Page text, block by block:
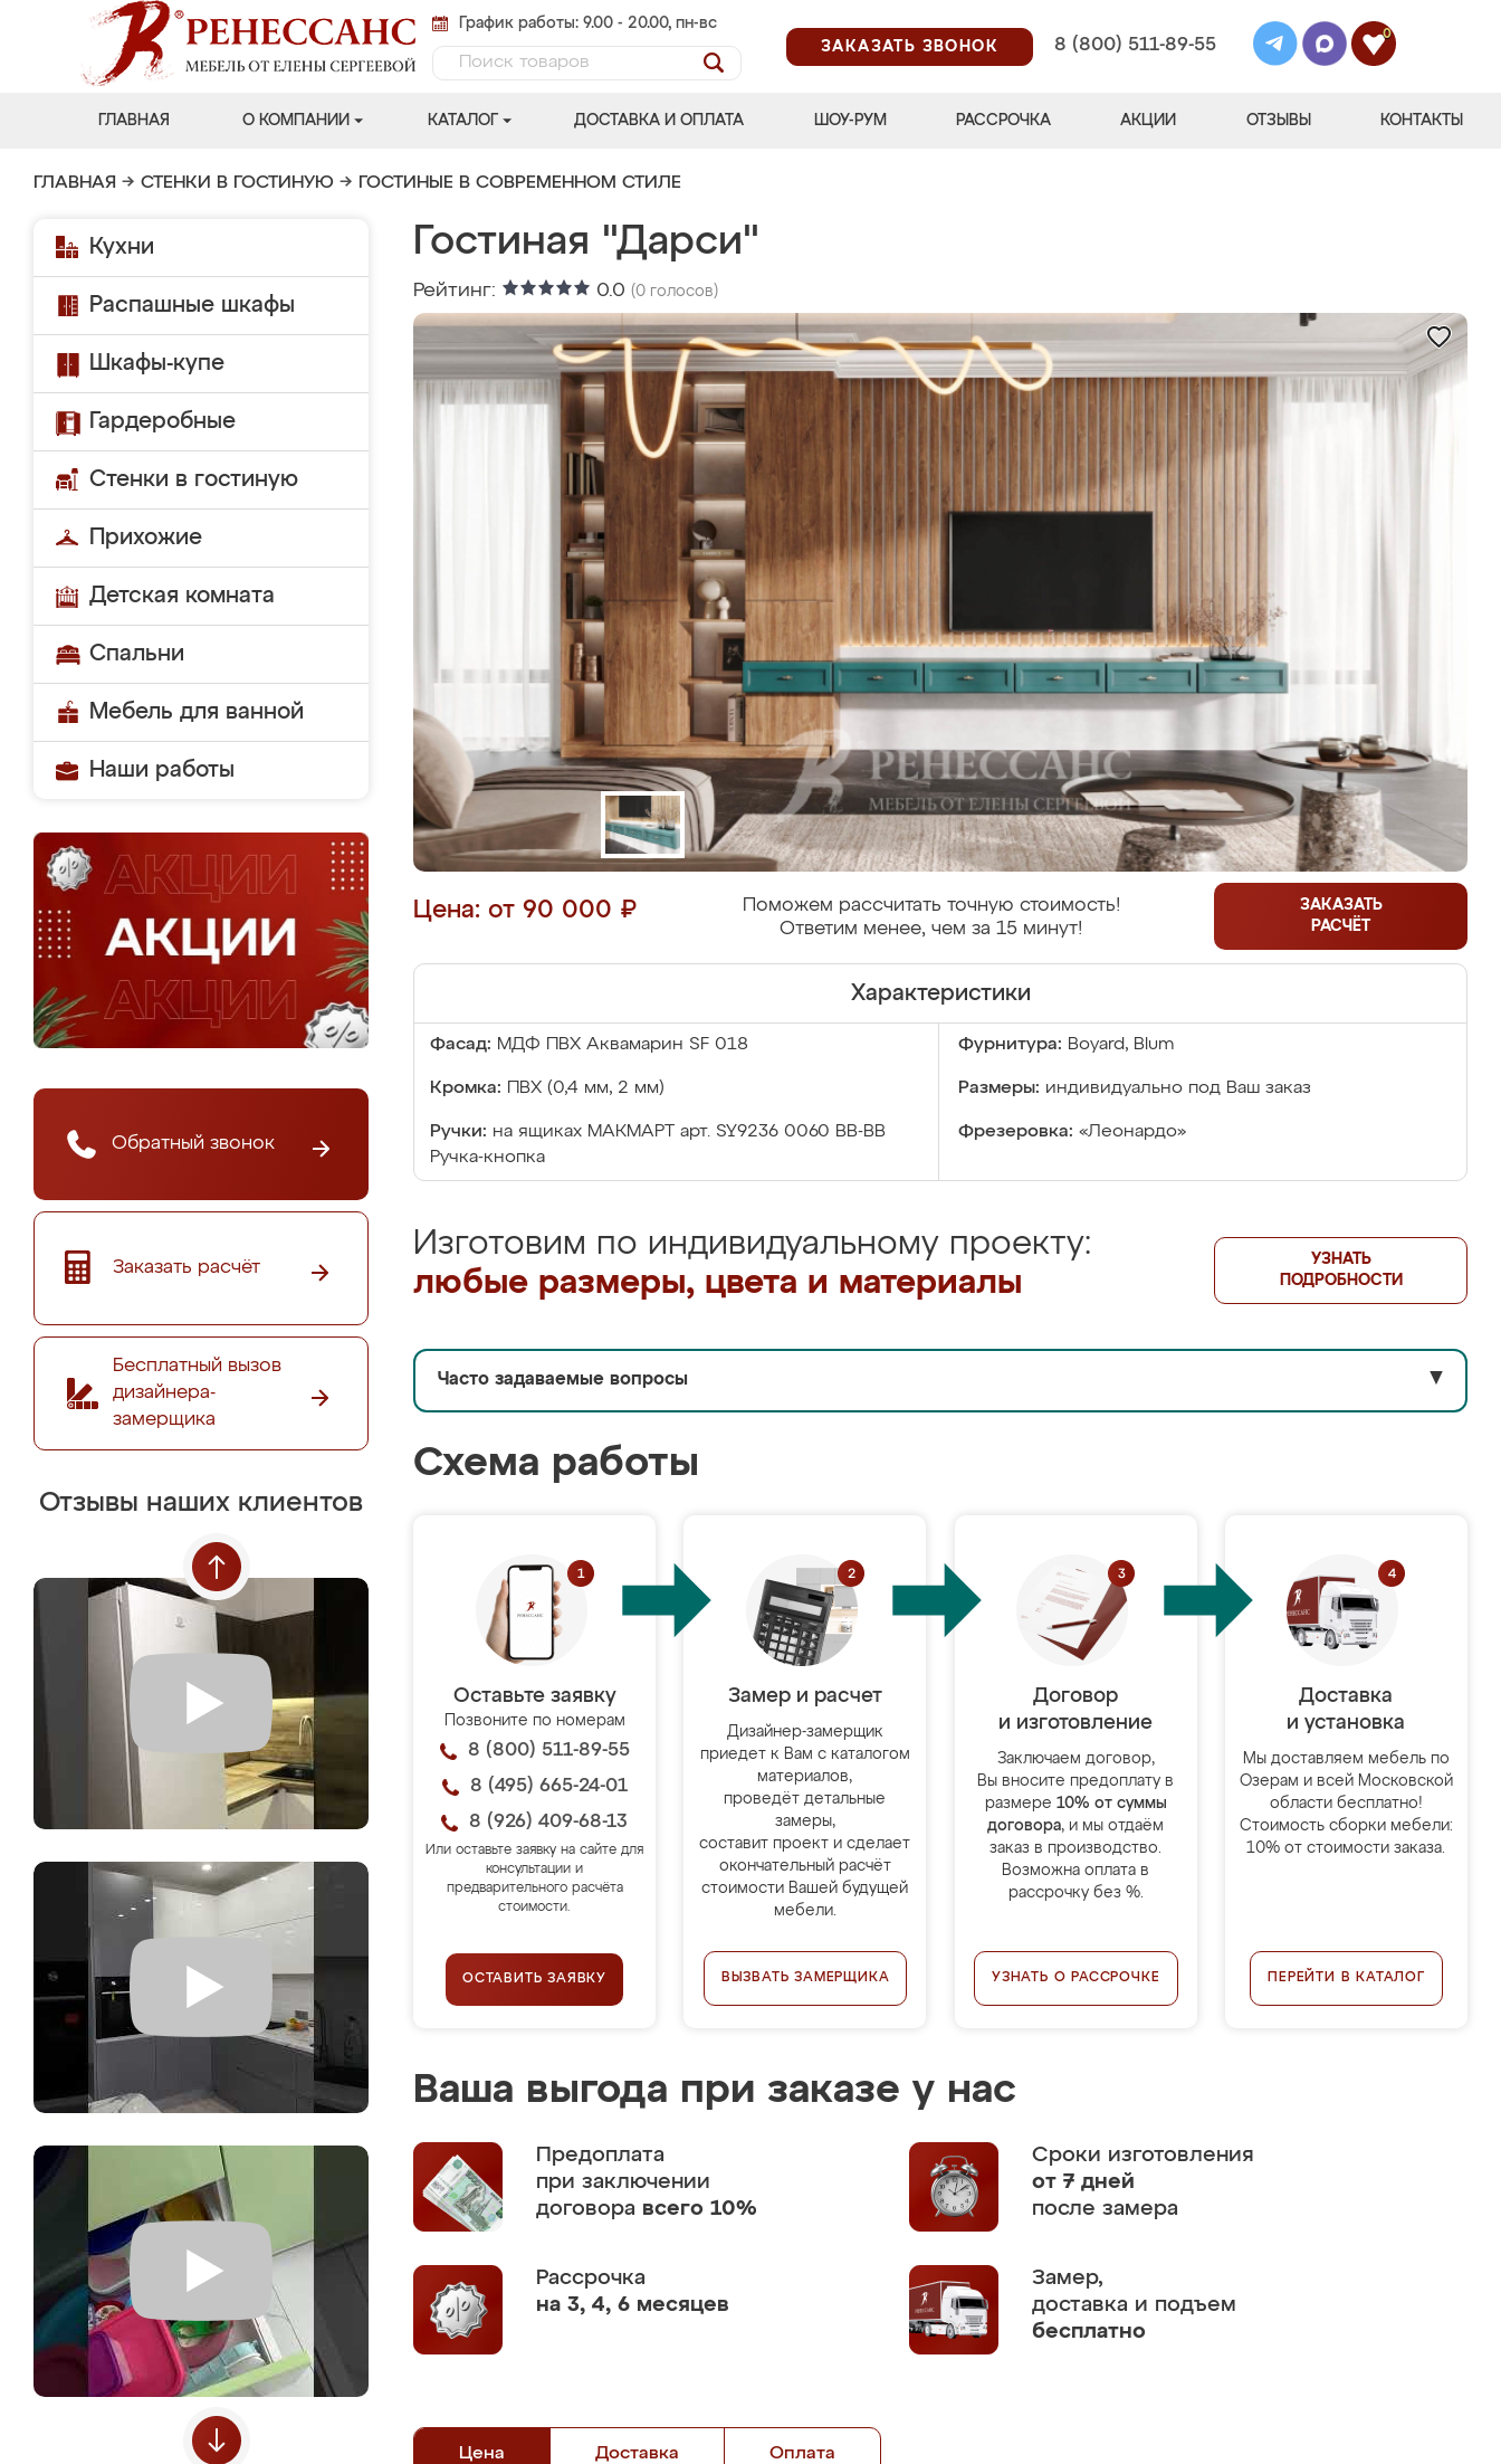
График работы: 9.00 - 20.00, пн-вс
ЗАКАЗАТЬ ЗВОНОК
8 (800) 511-89-55
0
ГЛАВНАЯ О КОМПАНИИ КАТАЛОГ ДОСТАВКА И ОПЛАТА ШОУ-РУМ РАССРОЧКА АКЦИИ ОТЗЫВЫ КОНТАКТЫ
ГЛАВНАЯ → СТЕНКИ В ГОСТИНУЮ → ГОСТИНЫЕ В СОВРЕМЕННОМ СТИЛЕ
Кухни
Распашные шкафы
Шкафы-купе
Гардеробные
Стенки в гостиную
Прихожие
Детская комната
Спальни
Мебель для ванной
Наши работы
Обратный звонок
Заказать расчёт
Бесплатный вызов
дизайнера-
замерщика
Отзывы наших клиентов
Гостиная "Дарси"
Рейтинг: 0.0 (0 голосов)
Цена: от 90 000 ₽
Поможем рассчитать точную стоимость!
Ответим менее, чем за 15 минут!
ЗАКАЗАТЬ
РАСЧЁТ
Характеристики
Фасад: МДФ ПВХ Аквамарин SF 018 Фурнитура: Boyard, Blum
Кромка: ПВХ (0,4 мм, 2 мм) Размеры: индивидуально под Ваш заказ
Ручки: на ящиках МАКМАРТ арт. SY9236 0060 ВВ-ВВ
Ручка-кнопка
Фрезеровка: «Леонардо»
Изготовим по индивидуальному проекту:
любые размеры, цвета и материалы
УЗНАТЬ
ПОДРОБНОСТИ
Часто задаваемые вопросы ▼
Схема работы
Оставьте заявку
Позвоните по номерам
8 (800) 511-89-55
8 (495) 665-24-01
8 (926) 409-68-13
Или оставьте заявку на сайте для
консультации и
предварительного расчёта
стоимости.
ОСТАВИТЬ ЗАЯВКУ
Замер и расчет
Дизайнер-замерщик
приедет к Вам с каталогом
материалов,
проведёт детальные
замеры,
составит проект и сделает
окончательный расчёт
стоимости Вашей будущей
мебели.
ВЫЗВАТЬ ЗАМЕРЩИКА
Договор
и изготовление
Заключаем договор,
Вы вносите предоплату в
размере 10% от суммы
договора, и мы отдаём
заказ в производство.
Возможна оплата в
рассрочку без %.
УЗНАТЬ О РАССРОЧКЕ
Доставка
и установка
Мы доставляем мебель по
Озерам и всей Московской
области бесплатно!
Стоимость сборки мебели:
10% от стоимости заказа.
ПЕРЕЙТИ В КАТАЛОГ
Ваша выгода при заказе у нас
Предоплата
при заключении
договора всего 10%
Сроки изготовления
от 7 дней
после замера
Рассрочка
на 3, 4, 6 месяцев
Замер,
доставка и подъем
бесплатно
Цена Доставка Оплата